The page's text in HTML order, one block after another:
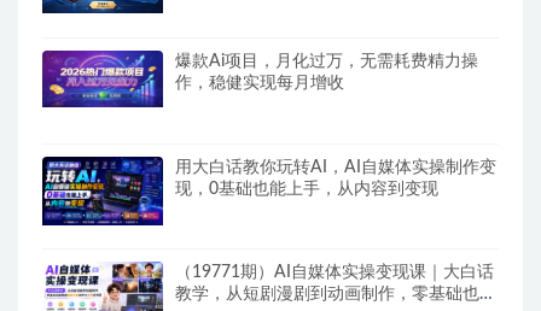
爆款Ai项目，月化过万，无需耗费精力操
作，稳健实现每月增收
用大白话教你玩转AI，AI自媒体实操制作变
现，0基础也能上手，从内容到变现
（19771期）AI自媒体实操变现课｜大白话
教学，从短剧漫剧到动画制作，零基础也能